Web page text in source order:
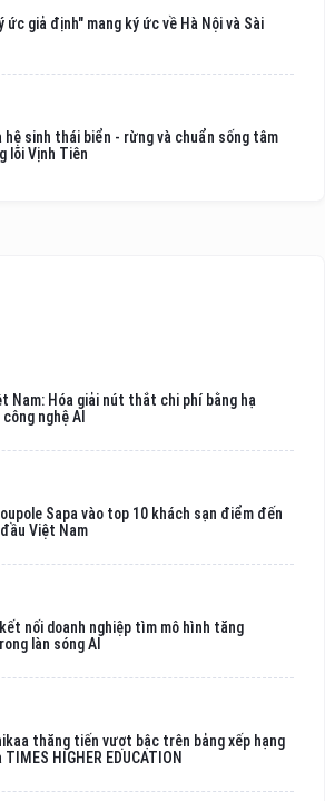
ức giả định" mang ký ức về Hà Nội và Sài
hệ sinh thái biển - rừng và chuẩn sống tâm
lõi Vịnh Tiên
Nam: Hóa giải nút thắt chi phí bằng hạ
nghệ AI
Sapa vào top 10 khách sạn điểm đến
Việt Nam
kết nối doanh nghiệp tìm mô hình tăng
làn sóng AI
thăng tiến vượt bậc trên bảng xếp hạng
HIGHER EDUCATION